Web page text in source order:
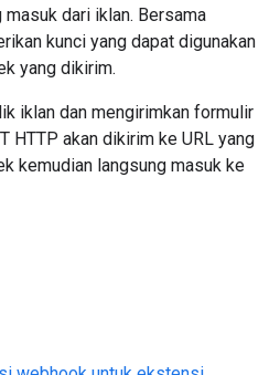
dari iklan. Bersama
kunci yang dapat digunakan
yang dikirim.
iklan dan mengirimkan formulir
HTTP akan dikirim ke URL yang
kemudian langsung masuk ke